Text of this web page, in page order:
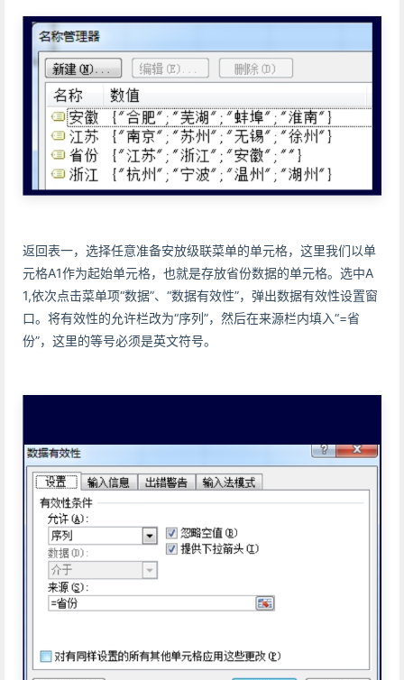
返回表一，选择任意准备安放级联菜单的单元格，这里我们以单
元格A1作为起始单元格，也就是存放省份数据的单元格。选中A
1,依次点击菜单项“数据”、“数据有效性”，弹出数据有效性设置窗
口。将有效性的允许栏改为“序列”，然后在来源栏内填入“=省
份”，这里的等号必须是英文符号。